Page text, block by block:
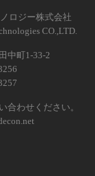
ロジー株式会社
CO.,LTD.
中町1-33-2
合わせください。